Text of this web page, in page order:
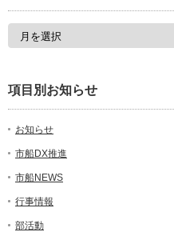
項目別お知らせ
お知らせ
市船DX推進
市船NEWS
行事情報
部活動